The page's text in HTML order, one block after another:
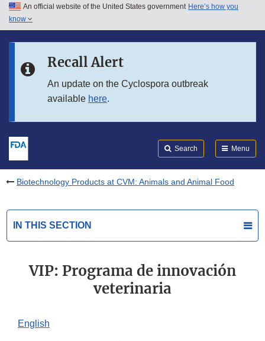
Skip to main content
Skip to in this section menu
An official website of the United States government Here’s how you
know
Recall Alert
An update on the Cyclospora outbreak
available here.
Search Menu
Biotechnology Products at CVM: Animals and Animal Food
IN THIS SECTION
VIP: Programa de innovación
veterinaria
English